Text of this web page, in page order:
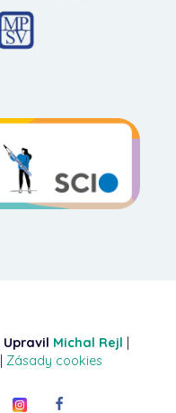
Upravil Michal Rejl |
| Zásady cookies